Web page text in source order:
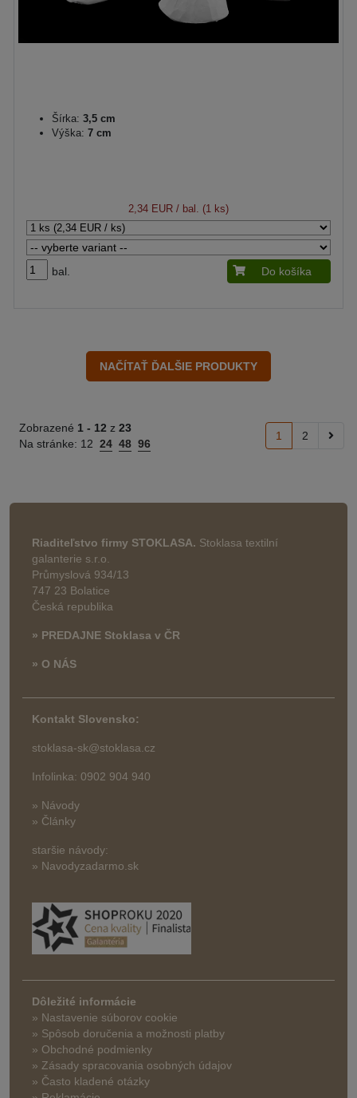
Šírka: 3,5 cm
Výška: 7 cm
2,34 EUR / bal. (1 ks)
bal. Do košíka
Zobrazené 1 - 12 z 23
Na stránke: 12 24 48 96
1 2
Riaditeľstvo firmy STOKLASA. Stoklasa textilní
galanterie s.r.o.
Průmyslová 934/13
747 23 Bolatice
Česká republika
» PREDAJNE Stoklasa v ČR
» O NÁS
Kontakt Slovensko:
stoklasa-sk@stoklasa.cz
Infolinka: 0902 904 940
» Návody
» Články
staršie návody:
» Navodyzadarmo.sk
Dôležité informácie
» Nastavenie súborov cookie
» Spôsob doručenia a možnosti platby
» Obchodné podmienky
» Zásady spracovania osobných údajov
» Často kladené otázky